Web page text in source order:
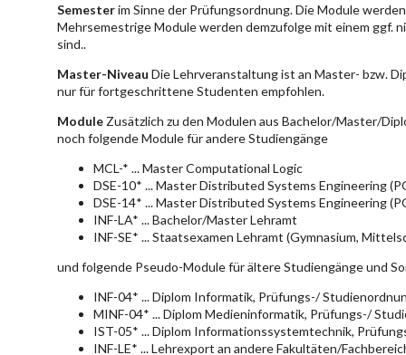
Semesterim Sinne der Prüfungsordnung. Die Module
Mehrsemestrige Module werden demzufolge mit einem ggf.
sind..
Master-Niveau Die Lehrveranstaltung ist an Master- bzw.
nur für fortgeschrittene Studenten empfohlen.
Module Zusätzlich zu den Modulen aus Bachelor/Master/
noch folgende Module für andere Studiengänge
MCL-* ... Master Computational Logic
DSE-10* ... Master Distributed Systems Engineering
DSE-14* ... Master Distributed Systems Engineering
INF-LA* ... Bachelor/Master Lehramt
INF-SE* ... Staatsexamen Lehramt (Gymnasium,
und folgende Pseudo-Module für ältere Studiengänge und
INF-04* ... Diplom Informatik, Prüfungs-/
MINF-04* ... Diplom Medieninformatik, Prüfungs-/
IST-05* ... Diplom Informationssystemtechnik,
INF-LE* ... Lehrexport an andere Fakultäten/